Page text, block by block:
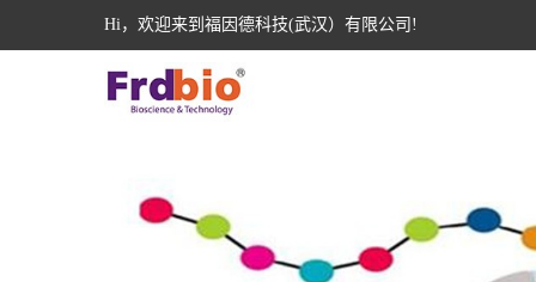
Hi，欢迎来到福因德科技(武汉）有限公司!